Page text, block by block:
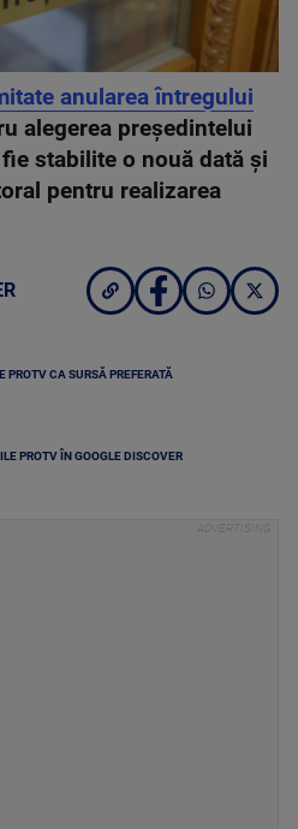
anularea întregului
alegerea preşedintelui
stabilite o nouă dată şi
pentru realizarea
PROTV CA SURSĂ PREFERATĂ
PROTV ÎN GOOGLE DISCOVER